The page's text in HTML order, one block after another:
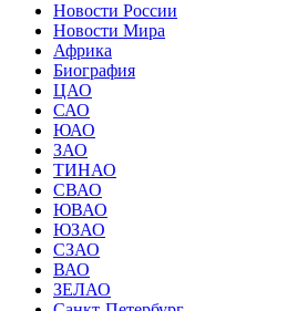
Новости России
Новости Мира
Африка
Биография
ЦАО
САО
ЮАО
ЗАО
ТИНАО
СВАО
ЮВАО
ЮЗАО
СЗАО
ВАО
ЗЕЛАО